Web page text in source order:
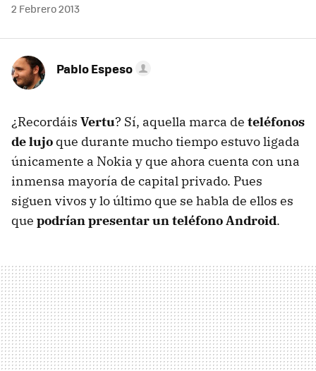
2 Febrero 2013
Pablo Espeso
¿Recordáis Vertu? Sí, aquella marca de teléfonos
de lujo que durante mucho tiempo estuvo ligada
únicamente a Nokia y que ahora cuenta con una
inmensa mayoría de capital privado. Pues
siguen vivos y lo último que se habla de ellos es
que podrían presentar un teléfono Android.